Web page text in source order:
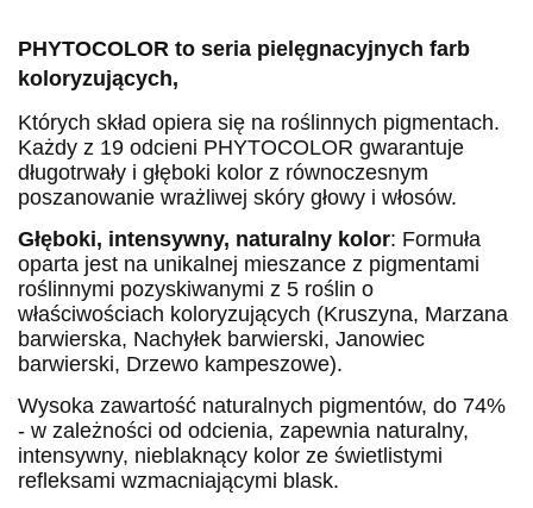
PHYTOCOLOR to seria pielęgnacyjnych farb
koloryzujących,
Których skład opiera się na roślinnych pigmentach.
Każdy z 19 odcieni PHYTOCOLOR gwarantuje
długotrwały i głęboki kolor z równoczesnym
poszanowanie wrażliwej skóry głowy i włosów.
Głęboki, intensywny, naturalny kolor: Formuła
oparta jest na unikalnej mieszance z pigmentami
roślinnymi pozyskiwanymi z 5 roślin o
właściwościach koloryzujących (Kruszyna, Marzana
barwierska, Nachyłek barwierski, Janowiec
barwierski, Drzewo kampeszowe).
Wysoka zawartość naturalnych pigmentów, do 74%
- w zależności od odcienia, zapewnia naturalny,
intensywny, nieblaknący kolor ze świetlistymi
refleksami wzmacniającymi blask.